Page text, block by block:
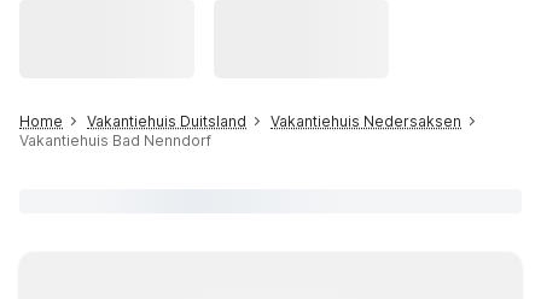
Home Vakantiehuis Duitsland
Vakantiehuis Nedersaksen
Vakantiehuis Bad Nenndorf